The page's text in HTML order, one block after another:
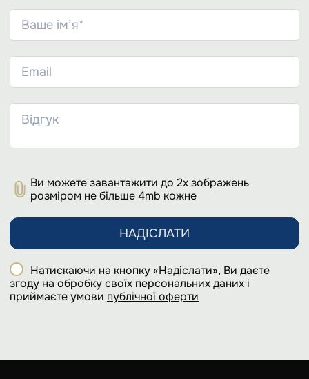
Ви можете завантажити до 2х зображень
розміром не більше 4mb кожне
НАДІСЛАТИ
Натискаючи на кнопку «Надіслати», Ви даєте
згоду на обробку своїх персональних даних і
приймаєте умови публічної оферти